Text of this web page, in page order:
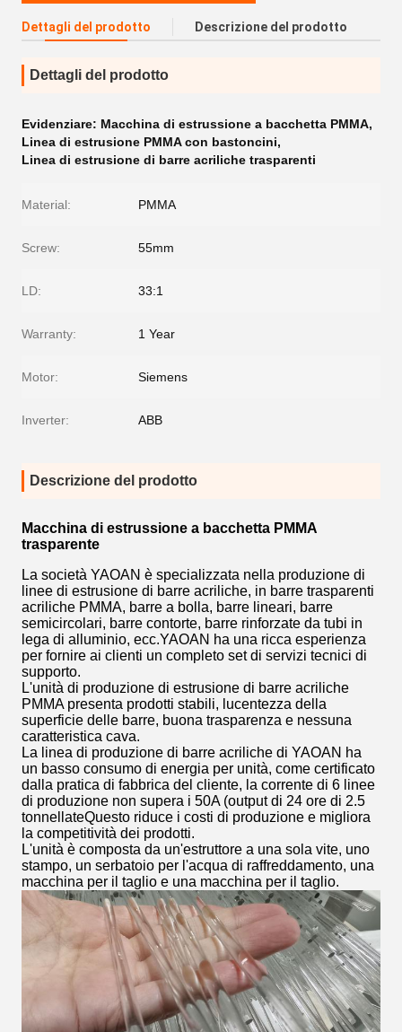
Dettagli del prodotto Descrizione del prodotto
Dettagli del prodotto
Evidenziare: Macchina di estrussione a bacchetta PMMA,
Linea di estrusione PMMA con bastoncini,
Linea di estrusione di barre acriliche trasparenti
Material: PMMA
Screw: 55mm
LD: 33:1
Warranty: 1 Year
Motor: Siemens
Inverter: ABB
Descrizione del prodotto
Macchina di estrussione a bacchetta PMMA
trasparente
La società YAOAN è specializzata nella produzione di
linee di estrusione di barre acriliche, in barre trasparenti
acriliche PMMA, barre a bolla, barre lineari, barre
semicircolari, barre contorte, barre rinforzate da tubi in
lega di alluminio, ecc.YAOAN ha una ricca esperienza
per fornire ai clienti un completo set di servizi tecnici di
supporto.
L'unità di produzione di estrusione di barre acriliche
PMMA presenta prodotti stabili, lucentezza della
superficie delle barre, buona trasparenza e nessuna
caratteristica cava.
La linea di produzione di barre acriliche di YAOAN ha
un basso consumo di energia per unità, come certificato
dalla pratica di fabbrica del cliente, la corrente di 6 linee
di produzione non supera i 50A (output di 24 ore di 2.5
tonnellateQuesto riduce i costi di produzione e migliora
la competitività dei prodotti.
L'unità è composta da un'estruttore a una sola vite, uno
stampo, un serbatoio per l'acqua di raffreddamento, una
macchina per il taglio e una macchina per il taglio.